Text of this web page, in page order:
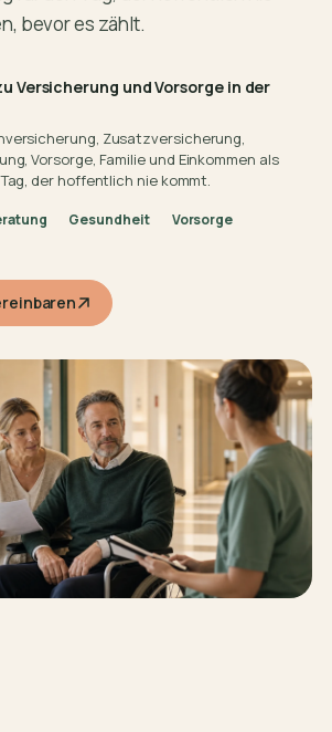
bevor es zählt.
Versicherung und Vorsorge in der
Zusatzversicherung,
Vorsorge, Familie und Einkommen als
der hoffentlich nie kommt.
Gesundheit Vorsorge